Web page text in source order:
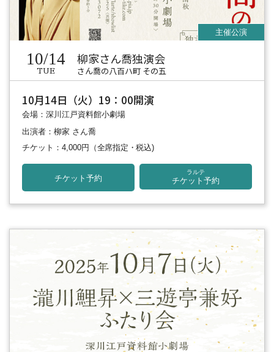
10/14
TUE
柳家さん喬独演会
さん喬の八百ハ町 その五
10月14日（火）19：00開演
会場：深川江戸資料館小劇場
出演者：柳家 さん喬
チケット：4,000円
（全席指定・税込)
チケット予約
ラルテ
チケット予約